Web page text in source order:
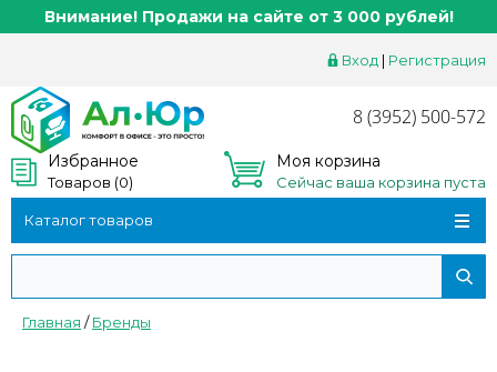
Внимание! Продажи на сайте от 3 000 рублей!
Вход | Регистрация
8 (3952) 500-572
Избранное
Товаров (0)
Моя корзина
Сейчас ваша корзина пуста
Каталог товаров
Главная /Бренды